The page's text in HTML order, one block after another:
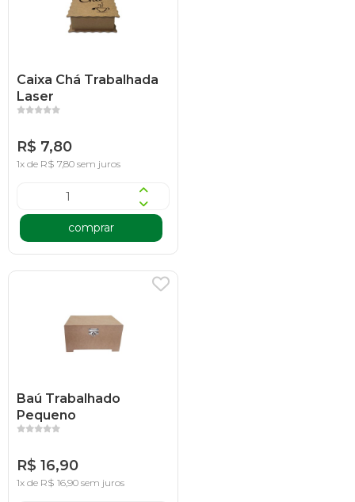
Caixa Chá Trabalhada
Laser
R$ 7,80
1x de R$ 7,80 sem juros
comprar
Baú Trabalhado
Pequeno
R$ 16,90
1x de R$ 16,90 sem juros